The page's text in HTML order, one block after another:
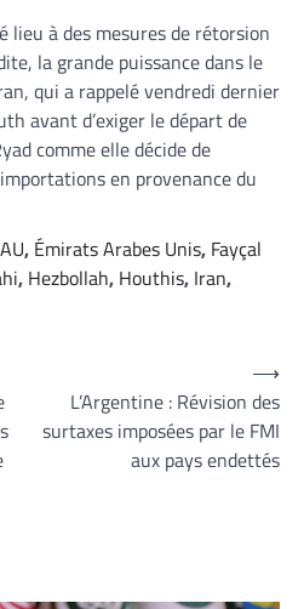
lieu à des mesures de rétorsion
la grande puissance dans le
qui a rappelé vendredi dernier
avant d’exiger le départ de
comme elle décide de
en provenance du
, Émirats Arabes Unis, Fayçal
, Hezbollah, Houthis, Iran,
L’Argentine : Révision des
surtaxes imposées par le FMI
aux pays endettés
⟶